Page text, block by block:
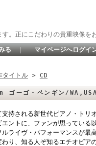
正にこだわりの貴重映像を
る ｜ マイページへログイ
タイトル > CD
ゴーゴ・ペンギン/
支持される新世代ピアノ・トリ
ントに、ファンが思っている
ライヴ・パフォーマンスが最
わり、知る人ぞ知るエチオピア